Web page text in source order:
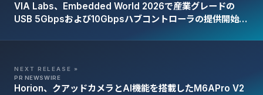
VIA Labs、Embedded World 2026で産業グレードの
USB 5Gbpsおよび10Gbpsハブコントローラの提供開始を
NEXT RELEASE »
PR NEWSWIRE
Horion、クアッドカメラとAI機能を搭載したM6APro V2